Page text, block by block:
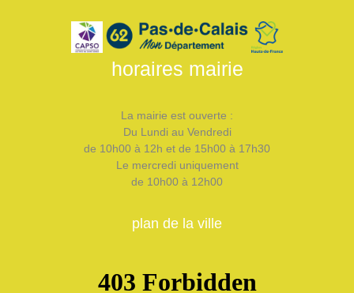
horaires mairie
La mairie est ouverte :
Du Lundi au Vendredi
de 10h00 à 12h et de 15h00 à 17h30
Le mercredi uniquement
de 10h00 à 12h00
plan de la ville